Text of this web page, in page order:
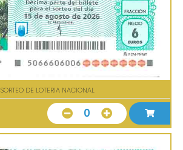
SORTEO DE LOTERIA NACIONAL
0